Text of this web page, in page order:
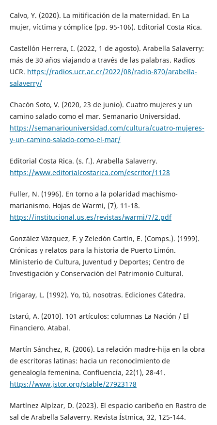
Calvo, Y. (2020). La mitificación de la maternidad. En La
mujer, víctima y cómplice (pp. 95-106). Editorial Costa Rica.
Castellón Herrera, I. (2022, 1 de agosto). Arabella Salaverry:
más de 30 años viajando a través de las palabras. Radios
UCR. https://radios.ucr.ac.cr/2022/08/radio-870/arabella-
salaverry/
Chacón Soto, V. (2020, 23 de junio). Cuatro mujeres y un
camino salado como el mar. Semanario Universidad.
https://semanariouniversidad.com/cultura/cuatro-mujeres-
y-un-camino-salado-como-el-mar/
Editorial Costa Rica. (s. f.). Arabella Salaverry.
https://www.editorialcostarica.com/escritor/1128
Fuller, N. (1996). En torno a la polaridad machismo-
marianismo. Hojas de Warmi, (7), 11-18.
https://institucional.us.es/revistas/warmi/7/2.pdf
González Vázquez, F. y Zeledón Cartín, E. (Comps.). (1999).
Crónicas y relatos para la historia de Puerto Limón.
Ministerio de Cultura, Juventud y Deportes; Centro de
Investigación y Conservación del Patrimonio Cultural.
Irigaray, L. (1992). Yo, tú, nosotras. Ediciones Cátedra.
Istarú, A. (2010). 101 artículos: columnas La Nación / El
Financiero. Atabal.
Martín Sánchez, R. (2006). La relación madre-hija en la obra
de escritoras latinas: hacia un reconocimiento de
genealogía femenina. Confluencia, 22(1), 28-41.
https://www.jstor.org/stable/27923178
Martínez Alpízar, D. (2023). El espacio caribeño en Rastro de
sal de Arabella Salaverry. Revista Ístmica, 32, 125-144.